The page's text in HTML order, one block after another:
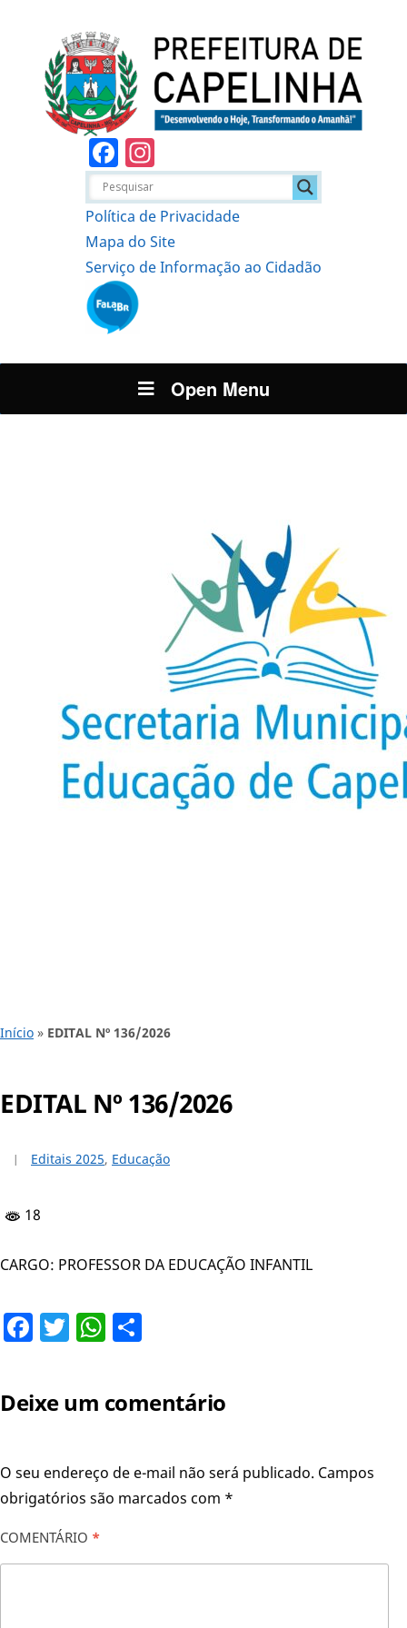
Facebook
Política de Privacidade
Mapa do Site
Serviço de Informação ao Cidadão
Open Menu
Início » EDITAL Nº 136/2026
EDITAL Nº 136/2026
Editais 2025, Educação
18
CARGO: PROFESSOR DA EDUCAÇÃO INFANTIL
Facebook
TwitterWhatsApp
Deixe um comentário
O seu endereço de e-mail não será publicado. Campos
obrigatórios são marcados com *
COMENTÁRIO *